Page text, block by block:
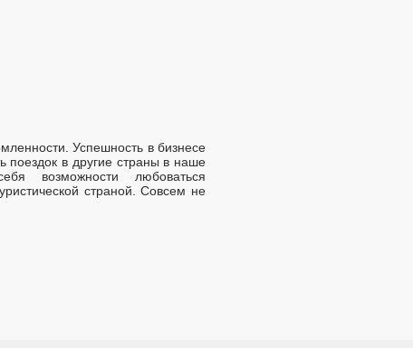
Успешность в бизнесе
поездок в другие страны в наше
возможности любоваться
страной. Совсем не